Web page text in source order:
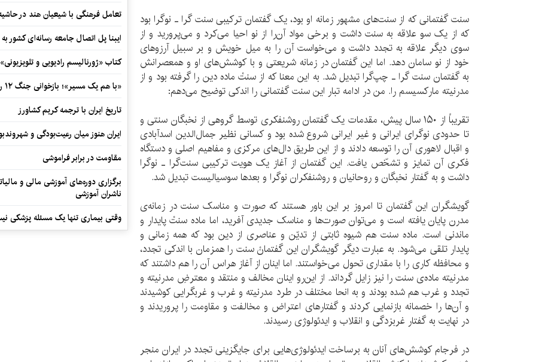
سنت گفتمانی که از سنت‌های مشهور زمانه او بود، یک گفتمان ترکیبی سنت گرا ـ نوگرا بود
که از یک سو علاقه به سنت داشت و برخی مواد آن‌را از نو احیا می‌کرد و می‌پرورید و از
سوی دیگر علاقه به تجدد داشت و می‌خواست آن را به میل خویش و بر سبیل آرزوهای
خود از نو سامان دهد. اما این گفتمان در زمانه شریعتی و با کوشش‌های او و همعصرانش
به گفتمان سنت گرا ـ چپ‌گرا تبدیل شد. به این معنا که از سنتْ ماده دین را گرفته بود و از
مدرنیته مارکسیسم را. من در ادامه تبار این سنت گفتمانی را اندکی توضیح می‌دهم:
تقریباً از ۱۵۰ سال پیش، مقدمات یک گفتمان روشنفکری توسط گروهی از نخبگان سنتی و
تا حدودی نوگرای ایرانی و غیر ایرانی شروع شده بود و کسانی نظیر جمال‌الدین اسدآبادی
و اقبال لاهوری آن را توسعه دادند و از این طریق دال‌های مرکزی و مفاهیم اصلی و دستگاه
فکری آن تمایز و تشخّص یافت. این گفتمان از آغاز یک هویت ترکیبی سنت‌گرا ـ نوگرا
داشت و به گفتار نخبگان و روحانیان و روشنفکران نوگرا و بعدها سوسیالیست تبدیل شد.
گویشگران این گفتمان تا امروز بر این باور هستند که صورت و مناسک سنت در زمانه‌ی
مدرن پایان یافته است و می‌توان صورت‌ها و مناسک جدیدی آفرید، اما ماده‌ سنتْ پایدار و
ماندنی است. ماده‌ سنت هم شیوه ثابتی از تدیّن و عناصری از دین بود که همه زمانی و
پایدار تلقی می‌شود. به عبارت دیگر گویشگران این گفتمانْ سنت را همزمان با اندکی تجدد،
و محافظه کاری را با مقداری تحول می‌خواستند. اما اینان از آغاز هراس آن را هم داشتند که
مدرنیته ماده‌ی سنت را نیز زایل گرداند. از این‌رو اینان مخالف و منتقد و معترضِ مدرنیته و
تجدد و غرب هم شده بودند و به انحا مختلف در طرد مدرنیته و غرب و غربگرایی کوشیدند
و آن‌ها را خصمانه بازنمایی ‌‌کردند و گفتارهای اعتراض و مخالفت و مقاومت را پروریدند و
در نهایت به گفتار غربزدگی و انقلاب و ایدئولوژی رسیدند.
در فرجام کوشش‌های آنان به برساخت ایدئولوژی‌هایی برای جایگزینی تجدد در ایران منجر
تعامل فرهنگی با شیعیان هند در
ایبنا پل اتصال جامعه رسانه‌ای کشور
کتاب «ژورنالیسم رادیویی و تلویزیونی»
«با هم یک مسیر»؛ بازخوانی جنگ ۱۲ روزه در قاب یک رمان کوتاه
تاریخ ایران با ترجمه کریم کشاورز
ایران هنوز میان رعیت‌بودگی و
مقاومت در برابر فراموشی
برگزاری دوره‌های آموزشی مالی و
ناشران آموزشی
وقتی بیماری تنها یک مسئله پزشکی